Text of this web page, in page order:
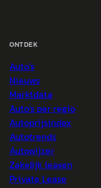
ONTDEK
Auto's
Nieuws
Marktdata
Auto's per regio
Autoprijsindex
Autotrends
Autowijzer
Zakelijk leasen
Private Lease